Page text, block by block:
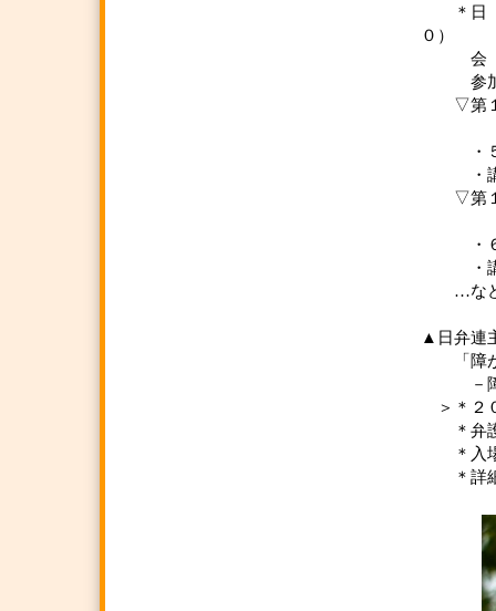
＊日 時
０）
会 場
参加費
▽第１
・５月
・講師
▽第１
・６月
・講師
…など
▲日弁連
「障が
－障害
＞＊２
＊弁護
＊入場
＊詳細